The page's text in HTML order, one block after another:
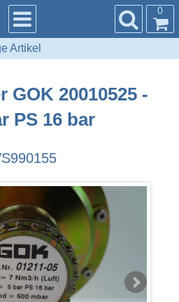
0
Artikel
GOK 20010525 -
PS 16 bar